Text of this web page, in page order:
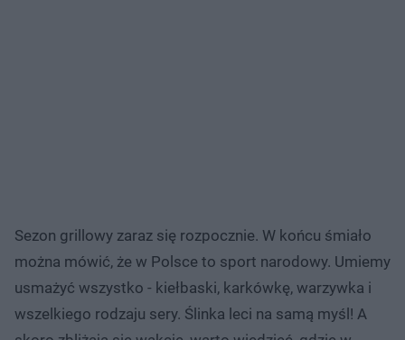
Sezon grillowy zaraz się rozpocznie. W końcu śmiało
można mówić, że w Polsce to sport narodowy. Umiemy
usmażyć wszystko - kiełbaski, karkówkę, warzywka i
wszelkiego rodzaju sery. Ślinka leci na samą myśl! A